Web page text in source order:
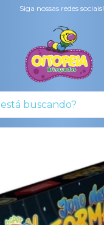
Siga nossas redes sociais!